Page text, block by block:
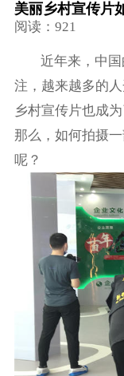
美丽乡村宣传片
阅读：921
近年来，中
注，越来越多的
乡村宣传片也成
那么，如何拍摄
呢？